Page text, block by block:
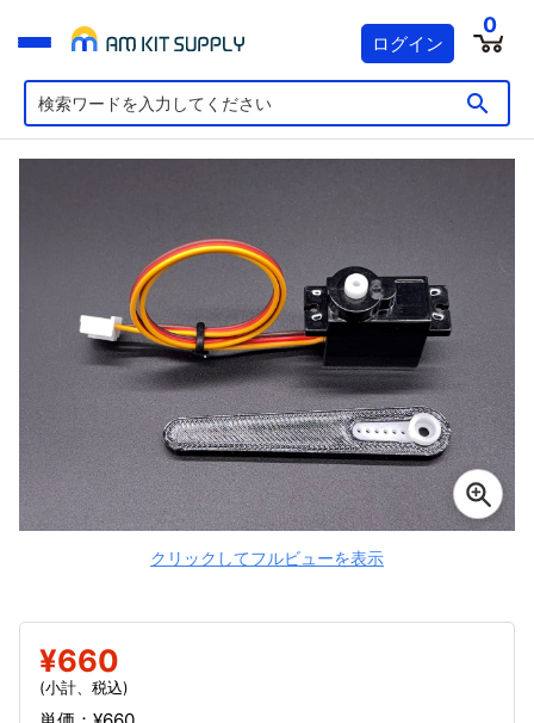
ログイン
0
クリックしてフルビューを表示
¥660
(小計、税込)